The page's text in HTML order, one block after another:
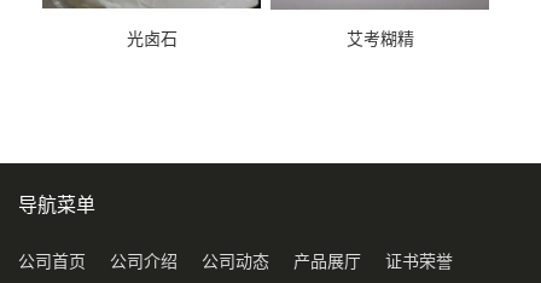
光卤石 艾考糊精
导航菜单
公司首页 公司介绍 公司动态 产品展厅 证书荣誉